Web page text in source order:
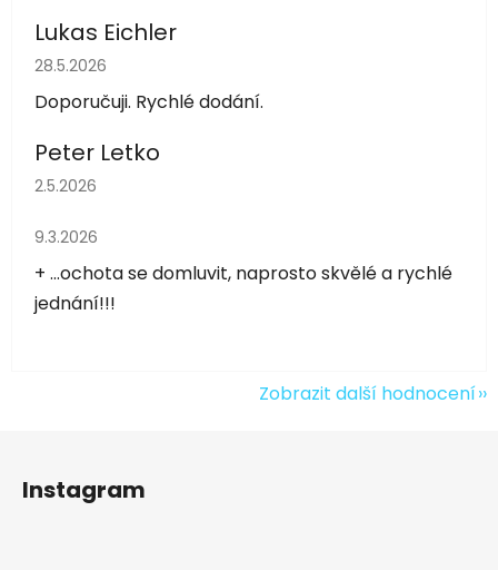
Lukas Eichler
Hodnocení obchodu je 5 z 5 hvězdiček.
28.5.2026
Doporučuji. Rychlé dodání.
Peter Letko
Hodnocení obchodu je 5 z 5 hvězdiček.
2.5.2026
Hodnocení obchodu je 5 z 5 hvězdiček.
9.3.2026
+ ...ochota se domluvit, naprosto skvělé a rychlé
jednání!!!
Zobrazit další hodnocení
Instagram